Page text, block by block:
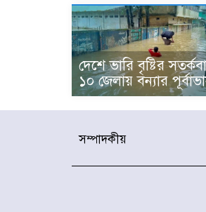
দেশে ভারি বৃষ্টির
১০ জেলায় বন্যার
সম্পাদকীয়